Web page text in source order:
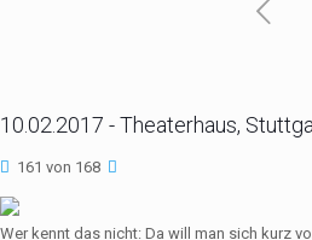
10.02.2017 - Theaterhaus,
161 von 168
Wer kennt das nicht: Da will man sich kurz